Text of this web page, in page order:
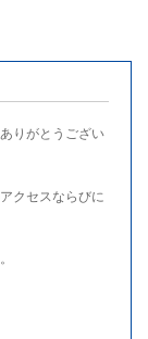
りがとうござい
クセスならびに